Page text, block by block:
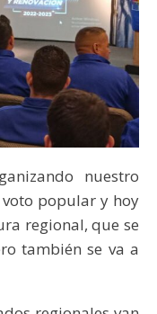
nuestro
popular y hoy
regional, que se
también se va a